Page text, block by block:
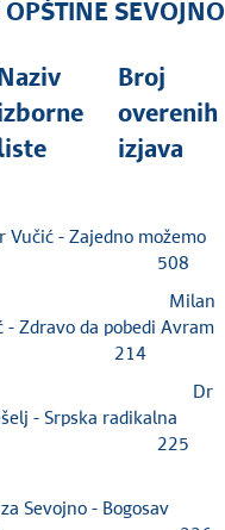
SEVOJNO
Naziv
Broj
overenih
izjava
Vučić - Zajedno možemo
508
Milan
- Zdravo da pobedi Avram
214
Dr
- Srpska radikalna
225
Sevojno - Bogosav